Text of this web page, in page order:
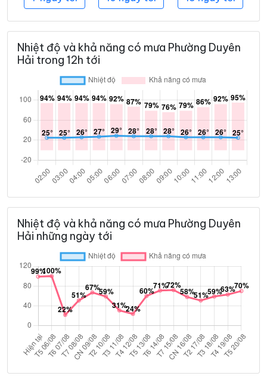
Nhiệt độ và khả năng có mưa Phường Duyên
Hải trong 12h tới
Nhiệt độ và khả năng có mưa Phường Duyên
Hải những ngày tới